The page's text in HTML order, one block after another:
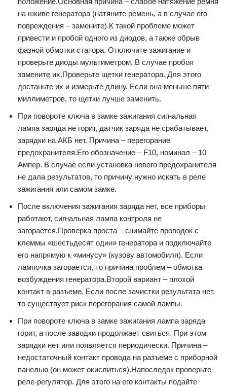
на шкиве генератора (натяните ремень, а в случае его
повреждения – замените).К такой проблеме может
привести и пробой одного из диодов, а также обрыв
фазной обмотки статора. Отключите зажигание и
проверьте диоды мультиметром. В случае пробоя
замените их.Проверьте щетки генератора. Для этого
достаньте их и измерьте длину. Если она меньше пяти
миллиметров, то щетки лучше заменить.
При повороте ключа в замке зажигания сигнальная
лампа заряда не горит, датчик заряда не срабатывает,
зарядки на АКБ нет. Причина – перегорание
предохранителя.Его обозначение – F10, номинал – 10
Ампер. В случае если установка нового предохранителя
не дала результатов, то причину нужно искать в реле
зажигания или самом замке.
После включения зажигания заряда нет, все приборы
работают, сигнальная лампа контроля не
загорается.Проверка проста – снимайте проводок с
клеммы «шестьдесят один» генератора и подключайте
его напрямую к «минусу» (кузову автомобиля). Если
лампочка загорается, то причина проблем – обмотка
возбуждения генератора.Второй вариант – плохой
контакт в разъеме. Если после зачистки результата нет,
то существует риск перегорания самой лампы.
При повороте ключа в замке зажигания лампа заряда
горит, а после заводки продолжает свиться. При этом
зарядки нет или появляется периодически. Причина –
недостаточный контакт провода на разъеме с приборной
панелью (он может окислиться).Напоследок проверьте
реле-регулятор. Для этого на его контакты подайте